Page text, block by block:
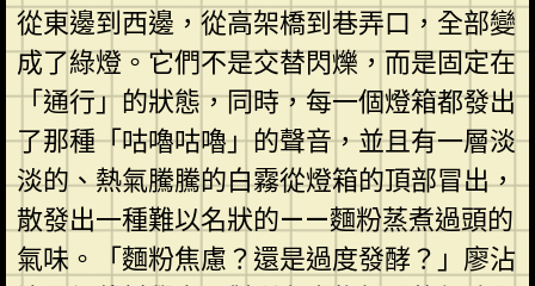
從東邊到西邊，從高架橋到巷弄口，全部變
成了綠燈。它們不是交替閃爍，而是固定在
「通行」的狀態，同時，每一個燈箱都發出
了那種「咕嚕咕嚕」的聲音，並且有一層淡
淡的、熱氣騰騰的白霧從燈箱的頂部冒出，
散發出一種難以名狀的——麵粉蒸煮過頭的
氣味。「麵粉焦慮？還是過度發酵？」廖沾